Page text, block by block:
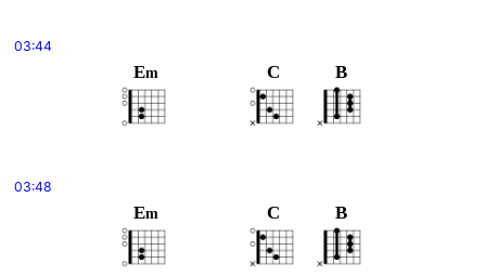
03:44
Em C B
03:48
Em C B